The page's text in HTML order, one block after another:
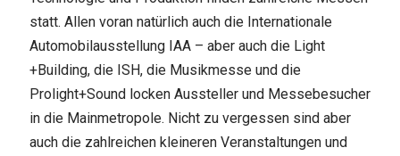
statt. Allen voran natürlich auch die Internationale
Automobilausstellung IAA – aber auch die Light
+Building, die ISH, die Musikmesse und die
Prolight+Sound locken Aussteller und Messebesucher
in die Mainmetropole. Nicht zu vergessen sind aber
auch die zahlreichen kleineren Veranstaltungen und